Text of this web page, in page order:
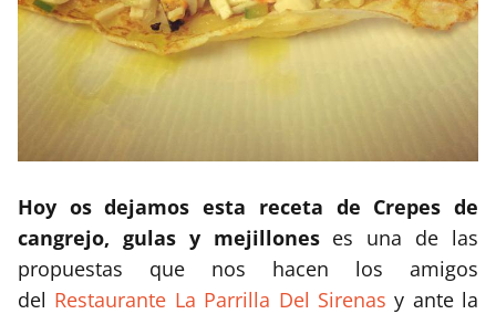
Hoy os dejamos esta receta de Crepes de
cangrejo, gulas y mejilloneses una de las
propuestas que nos hacen los amigos
del Restaurante La Parrilla Del Sirenas y ante la